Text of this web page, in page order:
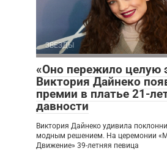
ЗВЕЗДЫ
«Оно пережило целую
Виктория Дайнеко
премии в платье 21-
давности
Виктория Дайнеко удивила
модным решением. На церемонии
Движение» 39-летняя певица